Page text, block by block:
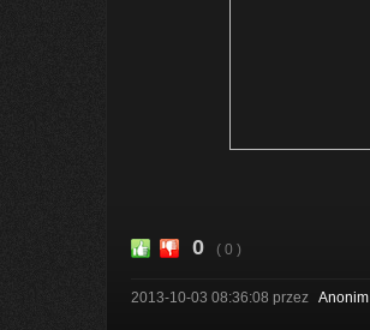
0 ( 0 )
2013-10-03 08:36:08 przez Anonim